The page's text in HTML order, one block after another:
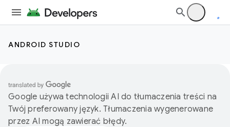
ANDROID STUDIO
Google używa technologii AI do tłumaczenia treści na
Twój preferowany język. Tłumaczenia wygenerowane
przez AI mogą zawierać błędy.